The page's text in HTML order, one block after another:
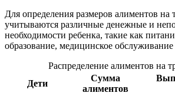
Для определения размеров алиментов на
учитываются различные денежные и
необходимости ребенка, такие как
образование, медицинское
Распределение алиментов на
Дети
Сумма
алиментов